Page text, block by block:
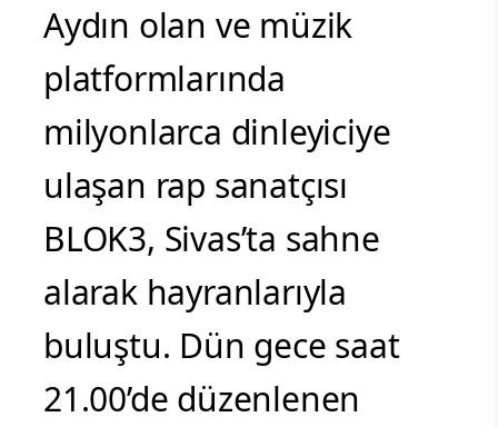
Aydın olan ve müzik
platformlarında
milyonlarca dinleyiciye
ulaşan rap sanatçısı
BLOK3, Sivas’ta sahne
alarak hayranlarıyla
buluştu. Dün gece saat
21.00’de düzenlenen